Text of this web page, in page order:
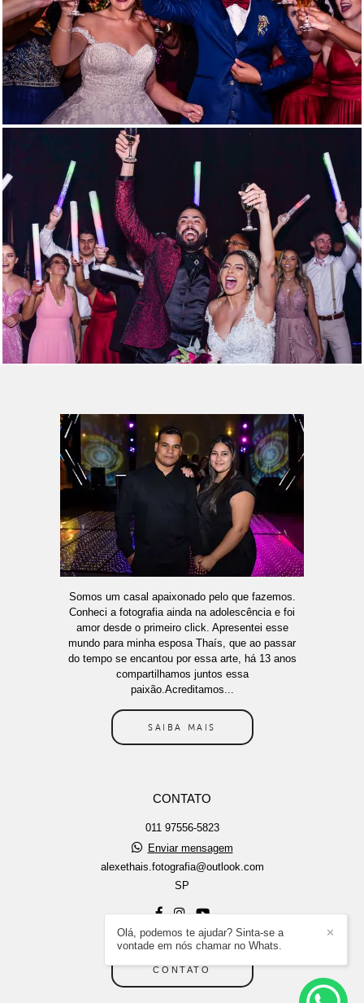
Somos um casal apaixonado pelo que fazemos.
Conheci a fotografia ainda na adolescência e foi
amor desde o primeiro click. Apresentei esse
mundo para minha esposa Thaís, que ao passar
do tempo se encantou por essa arte, há 13 anos
compartilhamos juntos essa
paixão.Acreditamos...
SAIBA MAIS
CONTATO
011 97556-5823
Enviar mensagem
alexethais.fotografia@outlook.com
SP
CONTATO
✕
Olá, podemos te ajudar? Sinta-se a
vontade em nós chamar no Whats.